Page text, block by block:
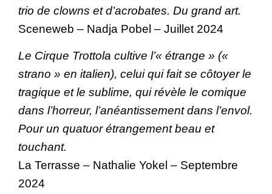
trio de clowns et d’acrobates. Du grand art.
Sceneweb – Nadja Pobel – Juillet 2024
Le Cirque Trottola cultive l’« étrange » («
strano » en italien), celui qui fait se côtoyer le
tragique et le sublime, qui révèle le comique
dans l’horreur, l’anéantissement dans l’envol.
Pour un quatuor étrangement beau et
touchant.
La Terrasse – Nathalie Yokel – Septembre
2024